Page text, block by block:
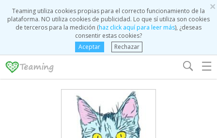
×
Teaming utiliza cookies propias para el correcto funcionamiento de la
plataforma. NO utiliza cookies de publicidad. Lo que sí utiliza son cookies
de terceros para la medición (haz click aquí para leer más), ¿deseas
consentir estas cookies?
Aceptar
Rechazar
☰